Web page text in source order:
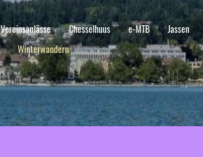
Vereinsanlässe Chesselhuus e-MTB Jassen
Winterwandern